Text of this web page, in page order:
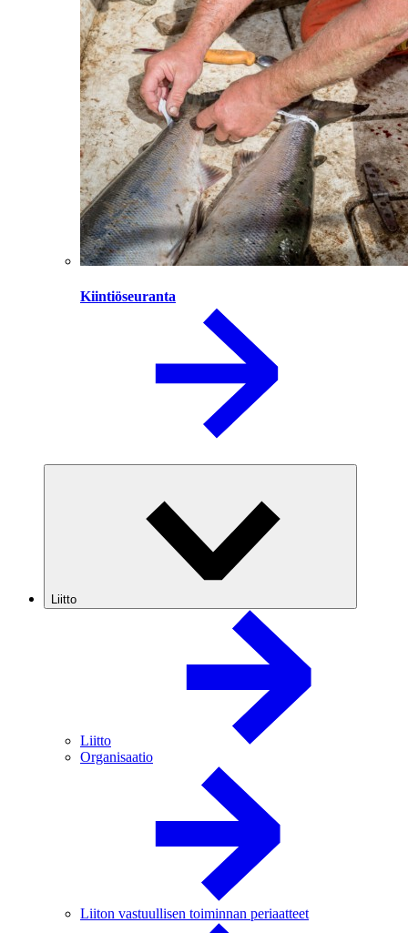
Kiintiöseuranta
Liitto
Liitto
Organisaatio
Liiton vastuullisen toiminnan periaatteet